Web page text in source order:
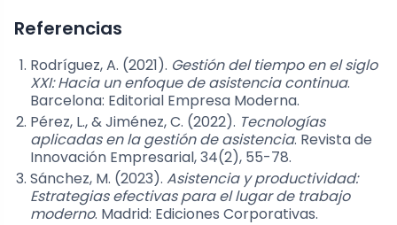
Referencias
Rodríguez, A. (2021). Gestión del tiempo en el siglo
XXI: Hacia un enfoque de asistencia continua.
Barcelona: Editorial Empresa Moderna.
Pérez, L., & Jiménez, C. (2022). Tecnologías
aplicadas en la gestión de asistencia. Revista de
Innovación Empresarial, 34(2), 55-78.
Sánchez, M. (2023). Asistencia y productividad:
Estrategias efectivas para el lugar de trabajo
moderno. Madrid: Ediciones Corporativas.